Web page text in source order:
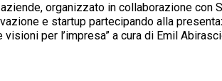
organizzato in collaborazione con
e startup partecipando alla
per l’impresa” a cura di Emil